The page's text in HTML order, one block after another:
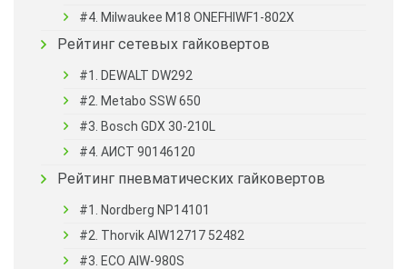
#4. Milwaukee M18 ONEFHIWF1-802X
Рейтинг сетевых гайковертов
#1. DEWALT DW292
#2. Metabo SSW 650
#3. Bosch GDX 30-210L
#4. АИСТ 90146120
Рейтинг пневматических гайковертов
#1. Nordberg NP14101
#2. Thorvik AIW12717 52482
#3. ECO AIW-980S